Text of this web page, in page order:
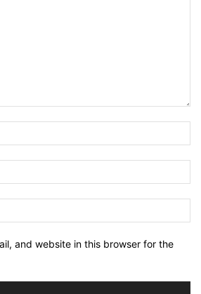
and website in this browser for the